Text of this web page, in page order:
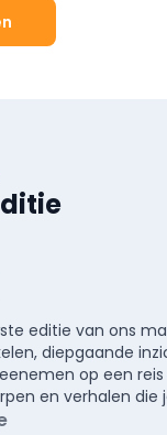
editie van ons
diepgaande
op een
en verhalen die